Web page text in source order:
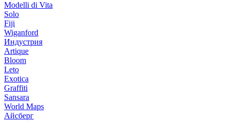
Modelli di Vita
Solo
Fiji
Wiganford
Индустрия
Artique
Bloom
Leto
Exotica
Graffiti
Sansara
World Maps
Айсберг